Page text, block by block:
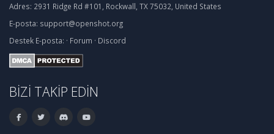
Adres: 2931 Ridge Rd #101, Rockwall, TX 75032, United States
E-posta: support@openshot.org
Destek E-posta: · Forum · Discord
BIZI TAKIP EDIN